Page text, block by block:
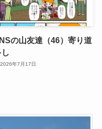
の山友達（46）寄り道
2026年7月17日